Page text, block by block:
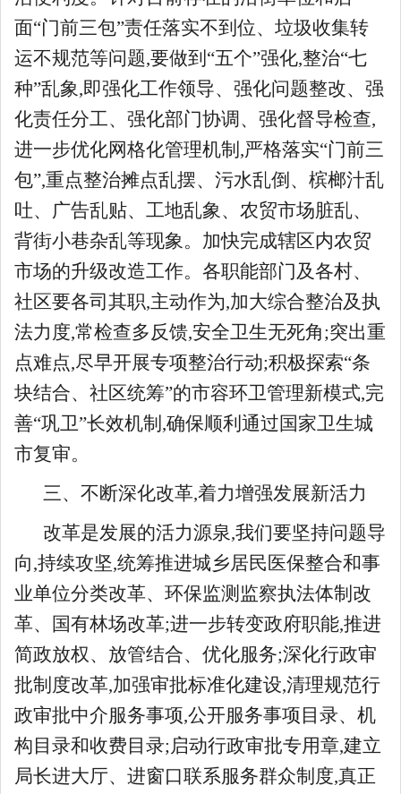
面“门前三包”责任落实不到位、垃圾收集转
运不规范等问题,要做到“五个”强化,整治“七
种”乱象,即强化工作领导、强化问题整改、强
化责任分工、强化部门协调、强化督导检查,
进一步优化网格化管理机制,严格落实“门前三
包”,重点整治摊点乱摆、污水乱倒、槟榔汁乱
吐、广告乱贴、工地乱象、农贸市场脏乱、
背街小巷杂乱等现象。加快完成辖区内农贸
市场的升级改造工作。各职能部门及各村、
社区要各司其职,主动作为,加大综合整治及执
法力度,常检查多反馈,安全卫生无死角;突出重
点难点,尽早开展专项整治行动;积极探索“条
块结合、社区统筹”的市容环卫管理新模式,完
善“巩卫”长效机制,确保顺利通过国家卫生城
市复审。
三、不断深化改革,着力增强发展新活力
改革是发展的活力源泉,我们要坚持问题导
向,持续攻坚,统筹推进城乡居民医保整合和事
业单位分类改革、环保监测监察执法体制改
革、国有林场改革;进一步转变政府职能,推进
简政放权、放管结合、优化服务;深化行政审
批制度改革,加强审批标准化建设,清理规范行
政审批中介服务事项,公开服务事项目录、机
构目录和收费目录;启动行政审批专用章,建立
局长进大厅、进窗口联系服务群众制度,真正